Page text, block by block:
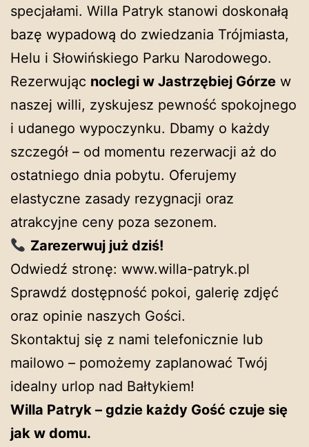
specjałami. Willa Patryk stanowi doskonałą
bazę wypadową do zwiedzania Trójmiasta,
Helu i Słowińskiego Parku Narodowego.
Rezerwując noclegi w Jastrzębiej Górze w
naszej willi, zyskujesz pewność spokojnego
i udanego wypoczynku. Dbamy o każdy
szczegół – od momentu rezerwacji aż do
ostatniego dnia pobytu. Oferujemy
elastyczne zasady rezygnacji oraz
atrakcyjne ceny poza sezonem.
Zarezerwuj już dziś!
Odwiedź stronę: www.willa-patryk.pl
Sprawdź dostępność pokoi, galerię zdjęć
oraz opinie naszych Gości.
Skontaktuj się z nami telefonicznie lub
mailowo – pomożemy zaplanować Twój
idealny urlop nad Bałtykiem!
Willa Patryk – gdzie każdy Gość czuje się
jak w domu.